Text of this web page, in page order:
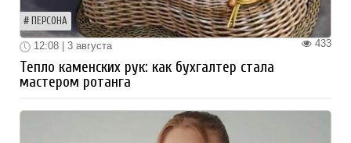
ПЕРСОНА
433
12:08 | 3 августа
Тепло каменских рук: как бухгалтер стала
мастером ротанга